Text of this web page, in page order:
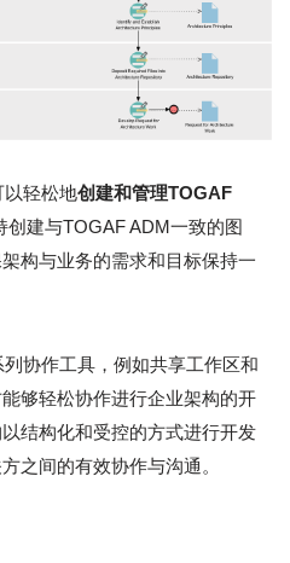
以轻松地创建和管理TOGAF
创建与TOGAF ADM一致的图
构与业务的需求和目标保持一
协作工具，例如共享工作区和
够轻松协作进行企业架构的开
结构化和受控的方式进行开发
之间的有效协作与沟通。